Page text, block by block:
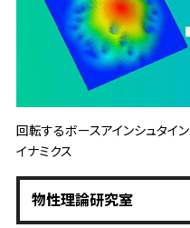
回転するボースアインシュタ
イナミクス
物性理論研究室